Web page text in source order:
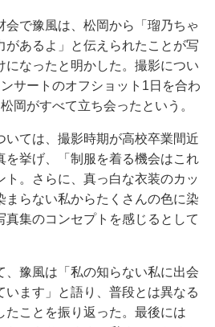
会で豫風は、松岡から「瑠乃ちゃ
があるよ」と伝えられたことが写
になったと明かした。撮影につい
サートのオフショット1日を合わ
岡がすべて立ち会ったという。
いては、撮影時期が高校卒業間近
を挙げ、「制服を着る機会はこれ
ト。さらに、真っ白な衣装のカッ
まらない私からたくさんの色に染
真集のコンセプトを感じるとして
、豫風は「私の知らない私に出会
います」と語り、普段とは異なる
たことを振り返った。最後には